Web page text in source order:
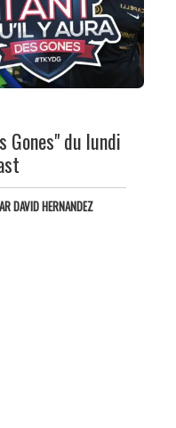
Gones" du lundi
DAVID HERNANDEZ